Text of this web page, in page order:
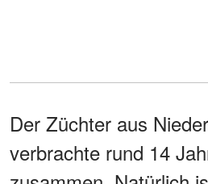
Der Züchter aus
verbrachte rund 14